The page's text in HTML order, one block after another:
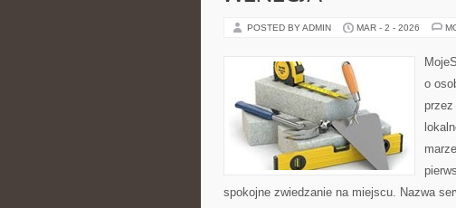
POSTED BY ADMIN MAR - 2 - 2026
o
przez
spokojne zwiedzanie na miejscu. Nazwa